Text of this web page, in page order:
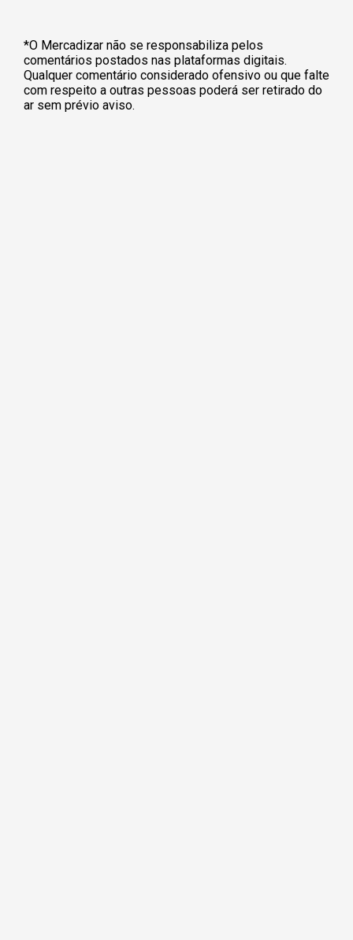
*O Mercadizar não se responsabiliza pelos
comentários postados nas plataformas digitais.
Qualquer comentário considerado ofensivo ou que falte
com respeito a outras pessoas poderá ser retirado do
ar sem prévio aviso.